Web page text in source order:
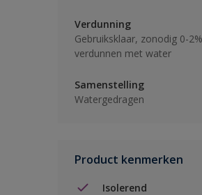
Verdunning
Gebruiksklaar, zonodig 0-2%
verdunnen met water
Samenstelling
Watergedragen
Product kenmerken
Isolerend